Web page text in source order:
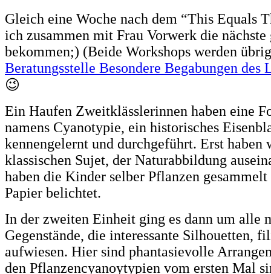
Gleich eine Woche nach dem “This Equals
ich zusammen mit Frau Vorwerk die
bekommen;) (Beide Workshops werden
Beratungsstelle Besondere Begabungen des
😉
Ein Haufen Zweitklässlerinnen haben eine
namens Cyanotypie, ein historisches
kennengelernt und durchgeführt. Erst haben
klassischen Sujet, der Naturabbildung
haben die Kinder selber Pflanzen
Papier belichtet.
In der zweiten Einheit ging es dann um alle
Gegenstände, die interessante Silhouetten,
aufwiesen. Hier sind phantasievolle
den Pflanzencyanoytypien vom ersten Mal